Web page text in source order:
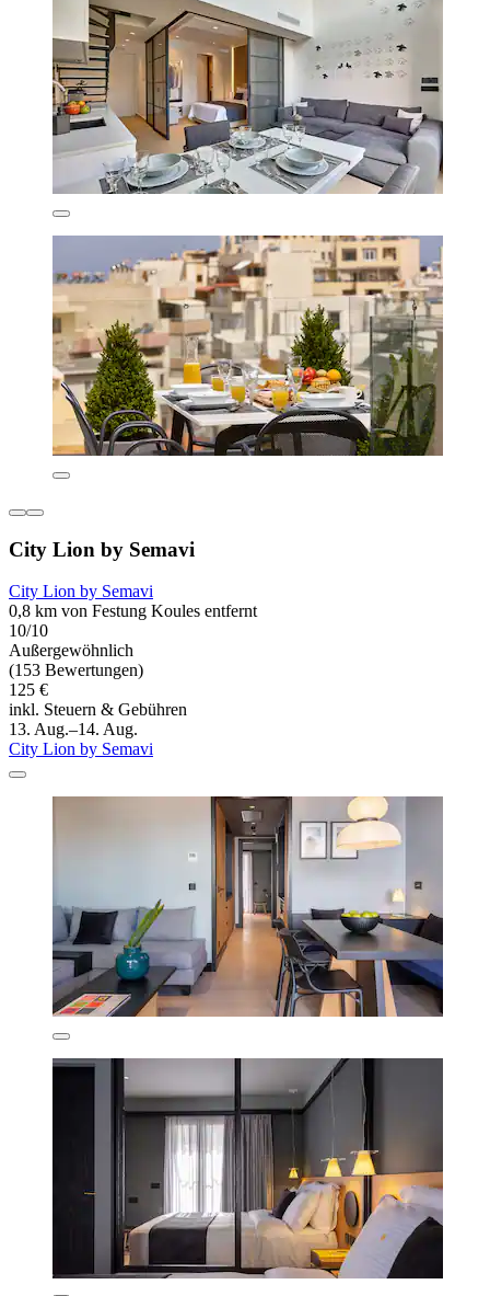
City Lion by Semavi
City Lion by Semavi
0,8 km von Festung Koules entfernt
10/10
Außergewöhnlich
(153 Bewertungen)
125 €
inkl. Steuern & Gebühren
13. Aug.–14. Aug.
City Lion by Semavi